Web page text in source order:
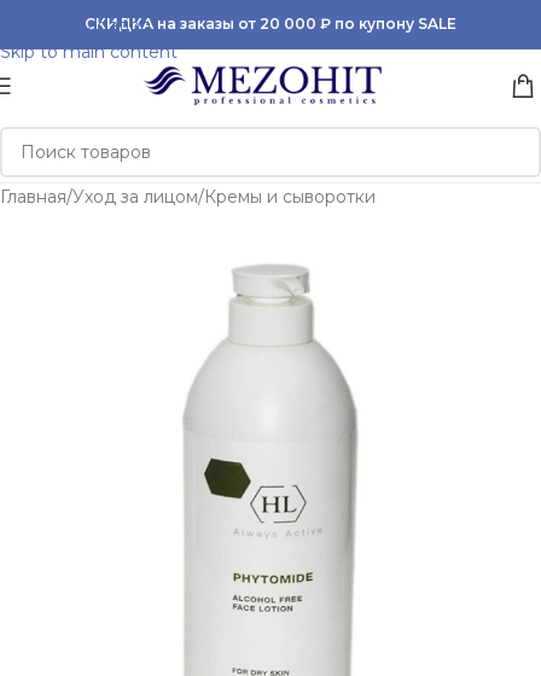
Skip to navigation
Skip to main content
СКИДКА на заказы от 20 000 ₽ по купону SALE
Главная/Уход за лицом/Кремы и сыворотки